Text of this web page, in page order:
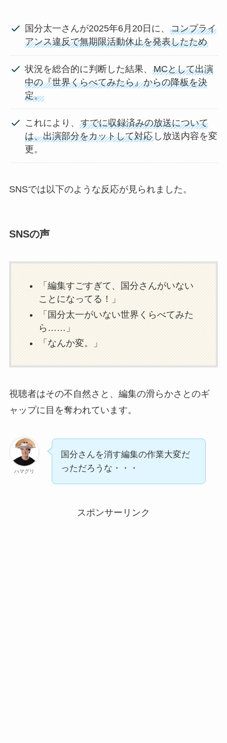
国分太一さんが2025年6月20日に、コンプライ
アンス違反で無期限活動休止を発表したため
状況を総合的に判断した結果、MCとして出演
中の『世界くらべてみたら』からの降板を決
定。
これにより、すでに収録済みの放送について
は、出演部分をカットして対応 し放送内容を変
更。
SNSでは以下のような反応が見られました。
SNSの声
「編集すごすぎて、国分さんがいない
ことになってる！」
「国分太一がいない世界くらべてみた
ら……」
「なんか変。」
視聴者はその不自然さと、編集の滑らかさとのギ
ャップに目を奪われています。
ハマグリ
国分さんを消す編集の作業大変だ
っただろうな・・・
スポンサーリンク